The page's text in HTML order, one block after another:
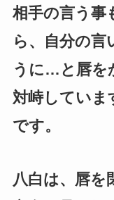
相手の言う事
ら、自分の言
うに…と唇を
対峙していま
です。
八白は、唇を